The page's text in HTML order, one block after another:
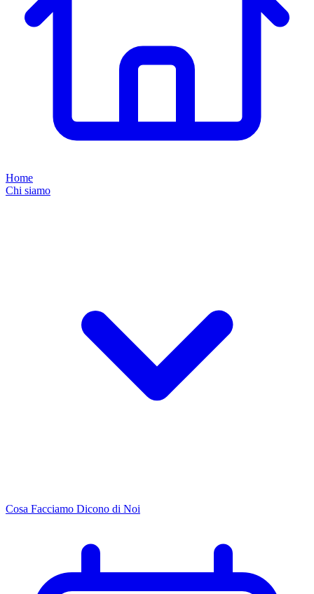
Home
Chi siamo
Cosa Facciamo Dicono di Noi